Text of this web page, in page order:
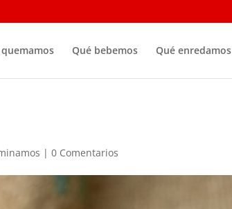
Qué bebemos Qué enredamos
|0 Comentarios